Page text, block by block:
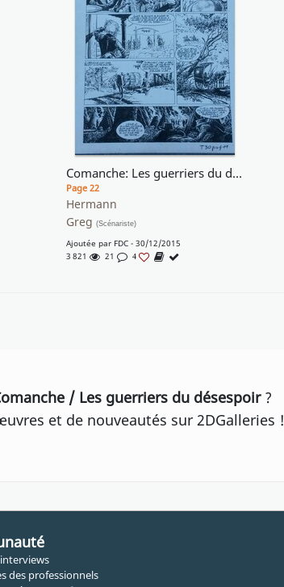
Comanche: Les guerriers du désespoir
Page 22
Hermann
Greg (Scénariste)
Ajoutée par FDC- 30/12/2015
3 821
21 4
/ Les guerriers du désespoir?
et de nouveautés sur 2DGalleries !
des professionnels